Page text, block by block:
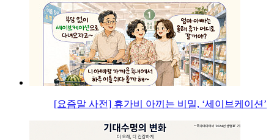
[요즘말 사전] 휴가비 아끼는 비밀, ‘세이브케이션’